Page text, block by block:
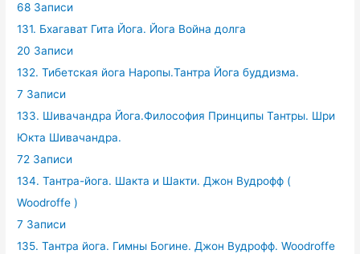
68 Записи
131. Бхагават Гита Йога. Йога Война долга
20 Записи
132. Тибетская йога Наропы.Тантра Йога буддизма.
7 Записи
133. Шивачандра Йога.Философия Принципы Тантры. Шри
Юкта Шивачандра.
72 Записи
134. Тантра-йога. Шакта и Шакти. Джон Вудрофф (
Woodroffe )
7 Записи
135. Тантра йога. Гимны Богине. Джон Вудрофф. Woodroffe